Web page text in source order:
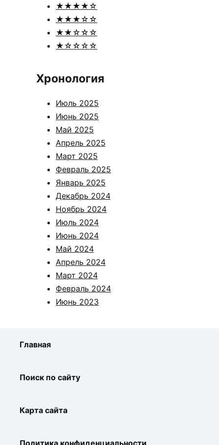
★★★★☆
★★★☆☆
★★☆☆☆
★☆☆☆☆
Хронология
Июль 2025
Июнь 2025
Май 2025
Апрель 2025
Март 2025
Февраль 2025
Январь 2025
Декабрь 2024
Ноябрь 2024
Июль 2024
Июнь 2024
Май 2024
Апрель 2024
Март 2024
Февраль 2024
Июнь 2023
Главная
Поиск по сайту
Карта сайта
Политика конфиденциальности